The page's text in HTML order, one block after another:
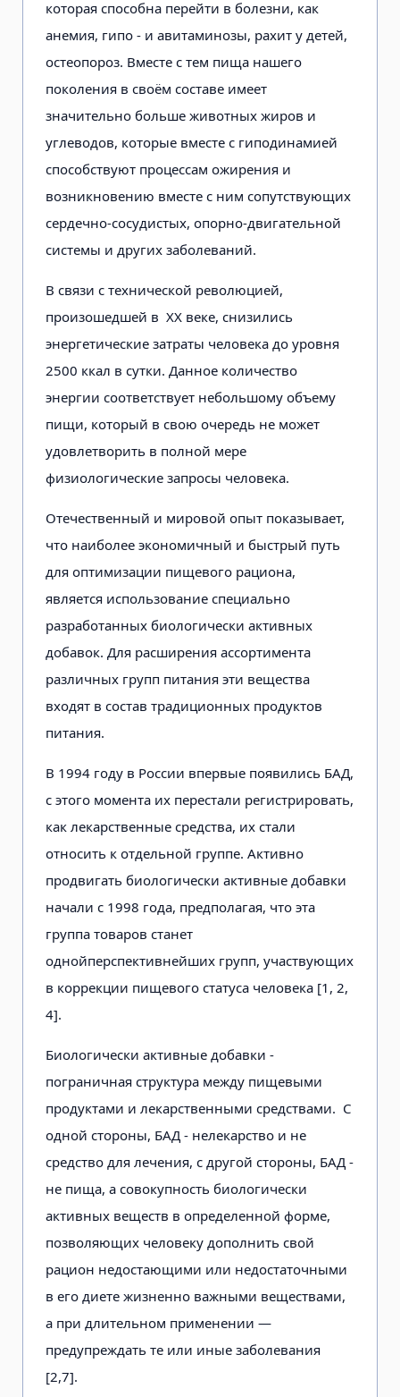
которая способна перейти в болезни, как
анемия, гипо - и авитаминозы, рахит у детей,
остеопороз. Вместе с тем пища нашего
поколения в своём составе имеет
значительно больше животных жиров и
углеводов, которые вместе с гиподинамией
способствуют процессам ожирения и
возникновению вместе с ним сопутствующих
сердечно-сосудистых, опорно-двигательной
системы и других заболеваний.
В связи с технической революцией,
произошедшей в ХХ веке, снизились
энергетические затраты человека до уровня
2500 ккал в сутки. Данное количество
энергии соответствует небольшому объему
пищи, который в свою очередь не может
удовлетворить в полной мере
физиологические запросы человека.
Отечественный и мировой опыт показывает,
что наиболее экономичный и быстрый путь
для оптимизации пищевого рациона,
является использование специально
разработанных биологически активных
добавок. Для расширения ассортимента
различных групп питания эти вещества
входят в состав традиционных продуктов
питания.
В 1994 году в России впервые появились БАД,
с этого момента их перестали регистрировать,
как лекарственные средства, их стали
относить к отдельной группе. Активно
продвигать биологически активные добавки
начали с 1998 года, предполагая, что эта
группа товаров станет
однойперспективнейших групп, участвующих
в коррекции пищевого статуса человека [1, 2,
4].
Биологически активные добавки -
пограничная структура между пищевыми
продуктами и лекарственными средствами. С
одной стороны, БАД - нелекарство и не
средство для лечения, с другой стороны, БАД -
не пища, а совокупность биологически
активных веществ в определенной форме,
позволяющих человеку дополнить свой
рацион недостающими или недостаточными
в его диете жизненно важными веществами,
а при длительном применении —
предупреждать те или иные заболевания
[2,7].